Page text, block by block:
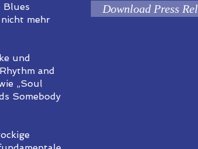
Blues
mehr
und
and
„Soul
Somebody
Download Press